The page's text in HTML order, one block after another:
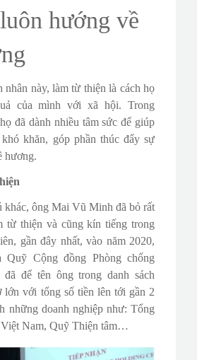
hướng về
này, làm từ thiện là cách họ
của mình với xã hội. Trong
đã dành nhiều tâm sức để giúp
khăn, góp phần thúc đẩy sự
hương.
khác, ông Mai Vũ Minh đã bỏ rất
từ thiện và cũng kín tiếng trong
gần đây nhất, vào năm 2020,
Quỹ Cộng đồng Phòng chống
để tên ông trong danh sách
lớn với tổng số tiền lên tới gần 2
những doanh nghiệp như: Tổng
Nam, Quỹ Thiện tâm…